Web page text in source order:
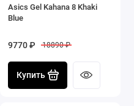
Asics Gel Kahana 8 Khaki
Blue
9770 ₽ 18890 ₽
Купить